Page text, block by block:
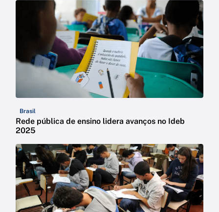
Brasil
Rede pública de ensino lidera avanços no Ideb
2025